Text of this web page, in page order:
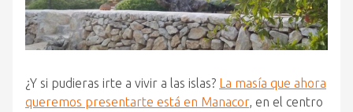
¿Y si pudieras irte a vivir a las islas? La masía que ahora
queremos presentarte está en Manacor, en el centro